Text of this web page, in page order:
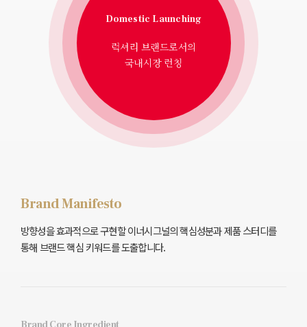
Domestic Launching
럭셔리 브랜드로서의
국내시장 런칭
Brand Manifesto
방향성을 효과적으로 구현할 이너시그널의 핵심성분과 제품 스터디를
통해 브랜드 핵심 키워드를 도출합니다.